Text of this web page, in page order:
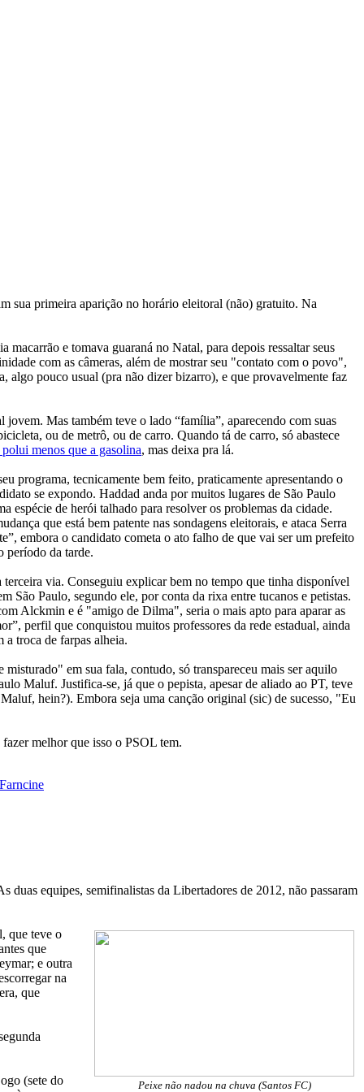
sua primeira aparição no horário eleitoral (não) gratuito. Na
e tomava guaraná no Natal, para depois ressaltar seus
com as câmeras, além de mostrar seu "contato com o povo",
algo pouco usual (pra não dizer bizarro), e que provavelmente faz
Mas também teve o lado “família”, aparecendo com suas
ou de metrô, ou de carro. Quando tá de carro, só abastece
menos que a gasolina, mas deixa pra lá.
programa, tecnicamente bem feito, praticamente apresentando o
se expondo. Haddad anda por muitos lugares de São Paulo
espécie de herói talhado para resolver os problemas da cidade.
que está bem patente nas sondagens eleitorais, e ataca Serra
embora o candidato cometa o ato falho de que vai ser um prefeito
período da tarde.
via. Conseguiu explicar bem no tempo que tinha disponível
São Paulo, segundo ele, por conta da rixa entre tucanos e petistas.
Alckmin e é "amigo de Dilma", seria o mais apto para aparar as
perfil que conquistou muitos professores da rede estadual, ainda
a troca de farpas alheia.
em sua fala, contudo, só transpareceu mais ser aquilo
Maluf. Justifica-se, já que o pepista, apesar de aliado ao PT, teve
hein?). Embora seja uma canção original (sic) de sucesso, "Eu
melhor que isso o PSOL tem.
equipes, semifinalistas da Libertadores de 2012, não passaram
Peixe não nadou na chuva (Santos FC)
que teve o
que
e outra
na
que
(sete do